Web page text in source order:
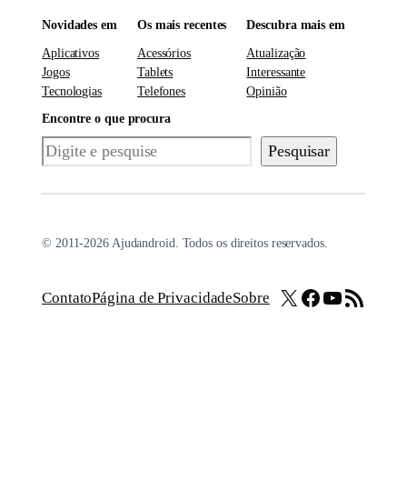
Novidades em
Aplicativos
Jogos
Tecnologias
Os mais recentes
Acessórios
Tablets
Telefones
Descubra mais em
Atualização
Interessante
Opinião
Encontre o que procura
Pesquisar Pesquisar
© 2011-2026 Ajudandroid. Todos os direitos reservados.
ContatoPágina de PrivacidadeSobre X Facebook
Youtube
Feed RSS